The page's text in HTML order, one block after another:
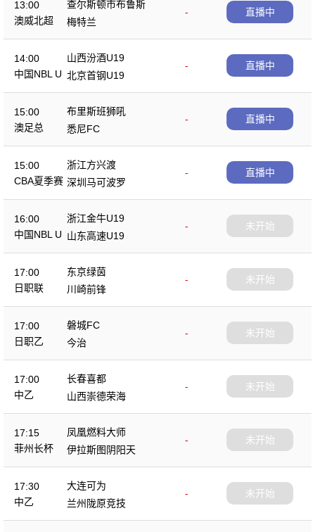
13:00
澳威北超
查尔斯顿市布鲁斯
-
梅特兰
直播中
14:00
中国NBL U
山西汾酒U19
-
北京首钢U19
直播中
15:00
澳足总
布里斯班狮吼
-
悉尼FC
直播中
15:00
CBA夏季赛
浙江方兴渡
-
深圳马可波罗
直播中
16:00
中国NBL U
浙江金牛U19
-
山东高速U19
未开始
17:00
日职联
东京绿茵
-
川崎前锋
未开始
17:00
日职乙
磐城FC
-
今治
未开始
17:00
中乙
长春喜都
-
山西崇德荣海
未开始
17:15
菲州长杯
凤凰燃料大师
-
伊拉斯图阴阳天
未开始
17:30
中乙
大连可为
-
兰州陇原竞技
未开始